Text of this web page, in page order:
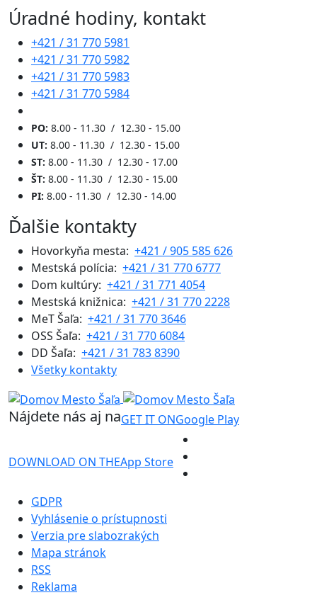
Úradné hodiny, kontakt
+421 / 31 770 5981
+421 / 31 770 5982
+421 / 31 770 5983
+421 / 31 770 5984
PO: 8.00 - 11.30 / 12.30 - 15.00
UT: 8.00 - 11.30 / 12.30 - 15.00
ST: 8.00 - 11.30 / 12.30 - 17.00
ŠT: 8.00 - 11.30 / 12.30 - 15.00
PI: 8.00 - 11.30 / 12.30 - 14.00
Ďalšie kontakty
Hovorkyňa mesta: +421 / 905 585 626
Mestská polícia: +421 / 31 770 6777
Dom kultúry: +421 / 31 771 4054
Mestská knižnica: +421 / 31 770 2228
MeT Šaľa: +421 / 31 770 3646
OSS Šaľa: +421 / 31 770 6084
DD Šaľa: +421 / 31 783 8390
Všetky kontakty
Nájdete nás aj naGET IT ONGoogle Play
DOWNLOAD ON THEApp Store
GDPR
Vyhlásenie o prístupnosti
Verzia pre slabozrakých
Mapa stránok
RSS
Reklama